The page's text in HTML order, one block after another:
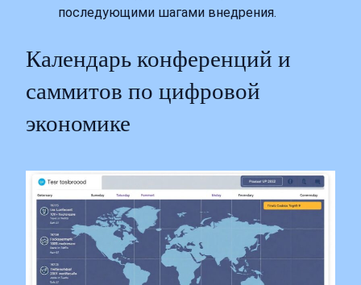
последующими шагами внедрения.
Календарь конференций и
саммитов по цифровой
экономике